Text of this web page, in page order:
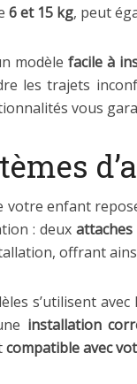
6 et 15 kg, peut
modèlefacile à
les trajets
vous
votre enfant
: deux
offrant
s’utilisent avec
installation
compatible avec